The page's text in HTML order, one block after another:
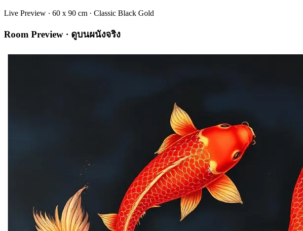
Live Preview · 60 x 90 cm · Classic Black Gold
Room Preview · ดูบนผนังจริง